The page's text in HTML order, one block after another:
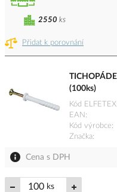
Přidat k porovnání
2550 ks
(100ks)
Kód ELFETEX
EAN
Kód výrobce
Značka
Cena s DPH
ks